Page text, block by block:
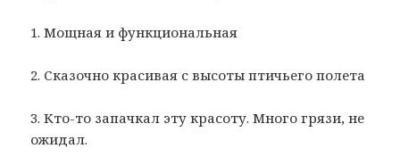
1. Мощная и функциональная
2. Сказочно красивая с высоты птичьего полета
3. Кто-то запачкал эту красоту. Много грязи, не
ожидал.